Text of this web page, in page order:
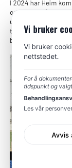
I 2024 har Heim
og jobber målrettet
under kommunens
tillegg har
brukt ABC som et
Vi bruker
Vi bruker
nettstedet.
For å
tidspunkt og
Les vår
Avvis